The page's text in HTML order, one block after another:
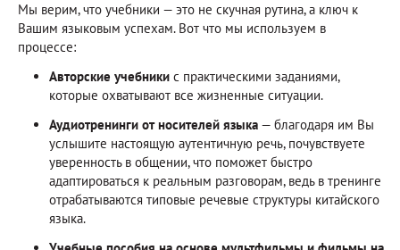
Мы верим, что учебники — это не скучная рутина, а ключ к
Вашим языковым успехам. Вот что мы используем в
процессе:
Авторские учебники с практическими заданиями,
которые охватывают все жизненные ситуации.
Аудиотренинги от носителей языка — благодаря им Вы
услышите настоящую аутентичную речь, почувствуете
уверенность в общении, что поможет быстро
адаптироваться к реальным разговорам, ведь в тренинге
отрабатываются типовые речевые структуры китайского
языка.